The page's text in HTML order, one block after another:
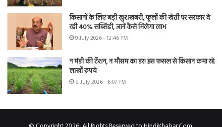
किसानों के लिए बड़ी खुशखबरी, फूलों की खेती पर सरकार दे
रही 40% सब्सिडी, जानें कैसे मिलेगा लाभ
9 July 2026 - 12:46 PM
न मंडी की टेंशन, न मौसम का डर! इस फसल से किसान कमा रहे
लाखों रुपये
8 July 2026 - 6:07 PM